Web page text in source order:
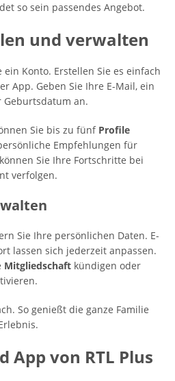
so sein passendes Angebot.
und verwalten
ein Konto. Erstellen Sie es einfach
App. Geben Sie Ihre E-Mail, ein
Geburtsdatum an.
Sie bis zu fünf Profile
Empfehlungen für
Sie Ihre Fortschritte bei
verfolgen.
Sie Ihre persönlichen Daten. E-
lassen sich jederzeit anpassen.
Mitgliedschaft kündigen oder
So genießt die ganze Familie
App von RTL Plus